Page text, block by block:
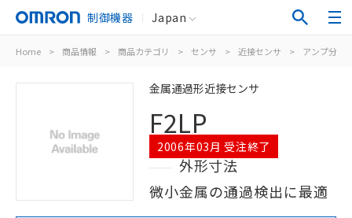
制御機器 Japan
Home > 商品情報 > 商品カテゴリ > センサ > 近接センサ > アンプ分離/
金属通過形近接センサ
F2LP
2006年03月 受注終了
外形寸法
微小金属の通過検出に最適